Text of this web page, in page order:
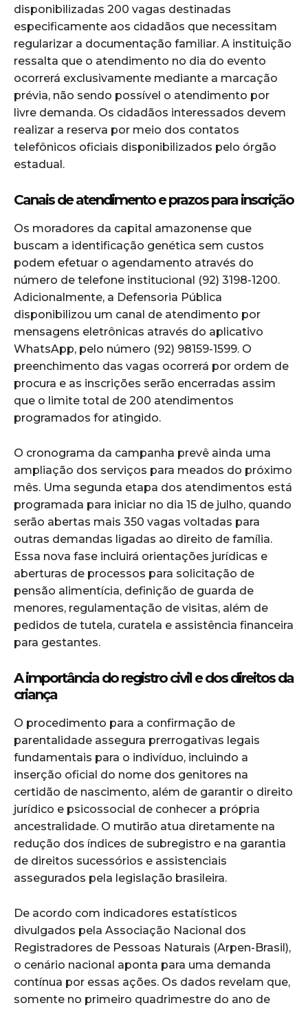
disponibilizadas 200 vagas destinadas
especificamente aos cidadãos que necessitam
regularizar a documentação familiar. A instituição
ressalta que o atendimento no dia do evento
ocorrerá exclusivamente mediante a marcação
prévia, não sendo possível o atendimento por
livre demanda. Os cidadãos interessados devem
realizar a reserva por meio dos contatos
telefônicos oficiais disponibilizados pelo órgão
estadual.
Canais de atendimento e prazos para inscrição
Os moradores da capital amazonense que
buscam a identificação genética sem custos
podem efetuar o agendamento através do
número de telefone institucional (92) 3198-1200.
Adicionalmente, a Defensoria Pública
disponibilizou um canal de atendimento por
mensagens eletrônicas através do aplicativo
WhatsApp, pelo número (92) 98159-1599. O
preenchimento das vagas ocorrerá por ordem de
procura e as inscrições serão encerradas assim
que o limite total de 200 atendimentos
programados for atingido.
O cronograma da campanha prevê ainda uma
ampliação dos serviços para meados do próximo
mês. Uma segunda etapa dos atendimentos está
programada para iniciar no dia 15 de julho, quando
serão abertas mais 350 vagas voltadas para
outras demandas ligadas ao direito de família.
Essa nova fase incluirá orientações jurídicas e
aberturas de processos para solicitação de
pensão alimentícia, definição de guarda de
menores, regulamentação de visitas, além de
pedidos de tutela, curatela e assistência financeira
para gestantes.
A importância do registro civil e dos direitos da
criança
O procedimento para a confirmação de
parentalidade assegura prerrogativas legais
fundamentais para o indivíduo, incluindo a
inserção oficial do nome dos genitores na
certidão de nascimento, além de garantir o direito
jurídico e psicossocial de conhecer a própria
ancestralidade. O mutirão atua diretamente na
redução dos índices de subregistro e na garantia
de direitos sucessórios e assistenciais
assegurados pela legislação brasileira.
De acordo com indicadores estatísticos
divulgados pela Associação Nacional dos
Registradores de Pessoas Naturais (Arpen-Brasil),
o cenário nacional aponta para uma demanda
contínua por essas ações. Os dados revelam que,
somente no primeiro quadrimestre do ano de